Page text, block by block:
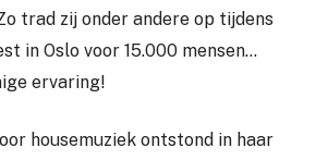
trad zij onder andere op tijdens
in Oslo voor 15.000 mensen…
ervaring!
housemuziek ontstond in haar